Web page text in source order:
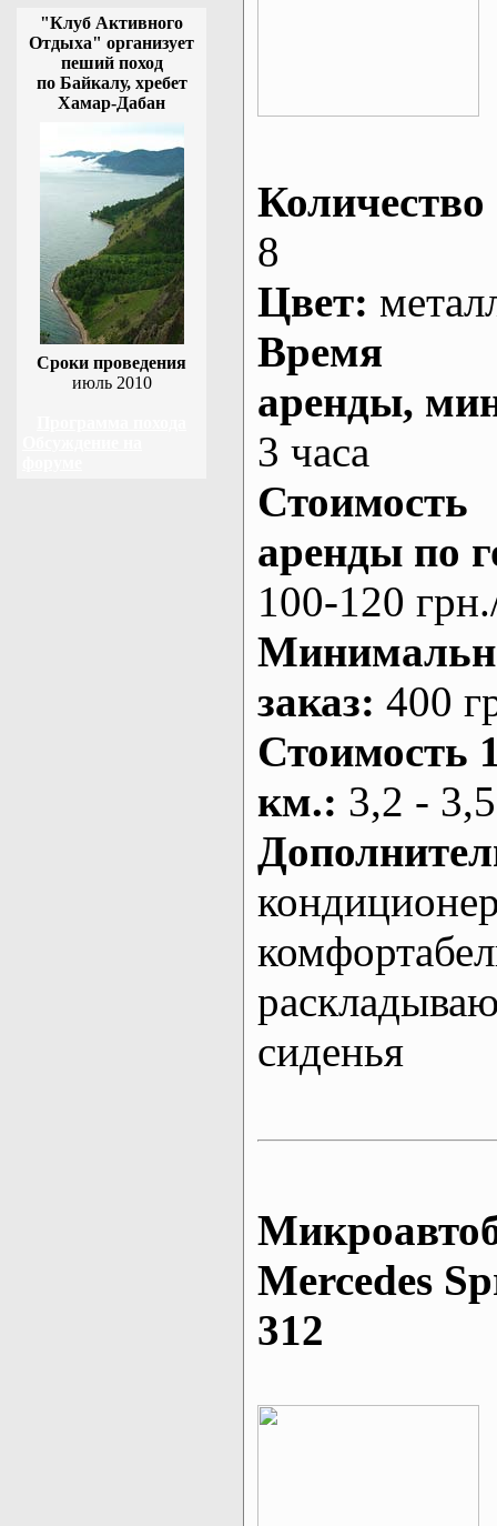
"Клуб Активного
Отдыха" организует
пеший поход
по Байкалу, хребет
Хамар-Дабан
Сроки проведения
июль 2010
Количество
8
Цвет:
Время
аренды,
3 часа
Стоимость
аренды по
100-120
заказ: 400
Стоимость
км.: 3,2 -
сиденья
Mеrcedes
312